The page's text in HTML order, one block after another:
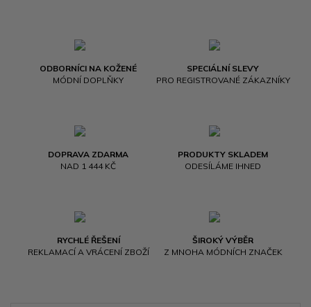
ODBORNÍCI NA KOŽENÉ
MÓDNÍ DOPLŇKY
SPECIÁLNÍ SLEVY
PRO REGISTROVANÉ ZÁKAZNÍKY
DOPRAVA ZDARMA
NAD 1 444 KČ
PRODUKTY SKLADEM
ODESÍLÁME IHNED
RYCHLÉ ŘEŠENÍ
REKLAMACÍ A VRÁCENÍ ZBOŽÍ
ŠIROKÝ VÝBĚR
Z MNOHA MÓDNÍCH ZNAČEK